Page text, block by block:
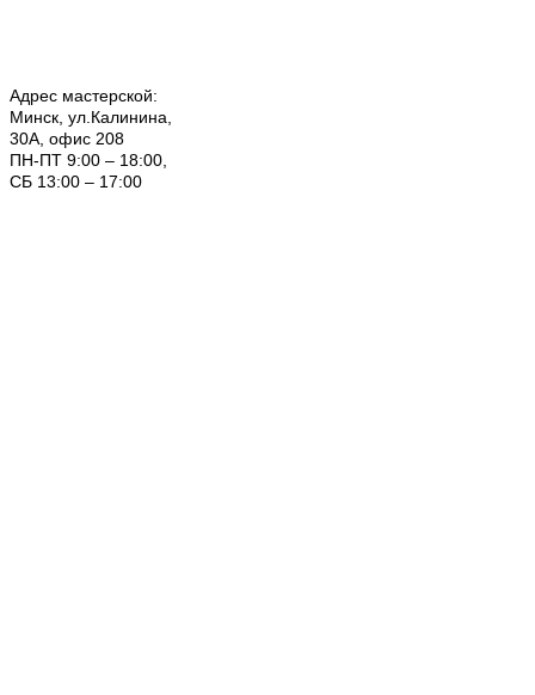
Адрес мастерской:
Минск, ул.Калинина,
30А, офис 208
ПН-ПТ 9:00 – 18:00,
СБ 13:00 – 17:00